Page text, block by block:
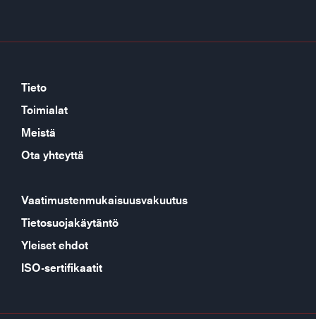
Tieto
Toimialat
Meistä
Ota yhteyttä
Vaatimustenmukaisuusvakuutus
Tietosuojakäytäntö
Yleiset ehdot
ISO-sertifikaatit